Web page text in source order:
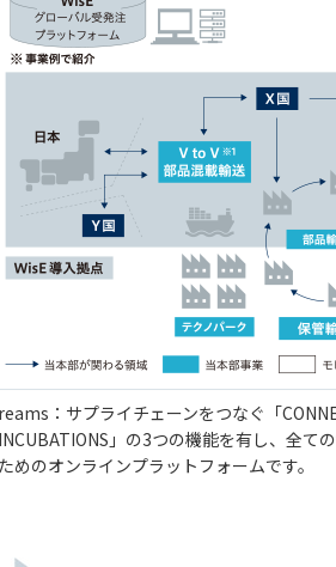
：サプライチェーンをつなぐ「
INCUBATIONS」の3つの機能を有し、全
めのオンラインプラットフォームです。